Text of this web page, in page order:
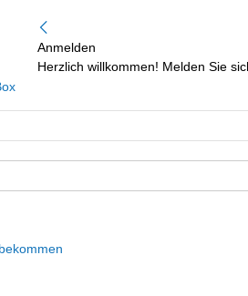
Anmelden
Herzlich willkommen! Melden Sie